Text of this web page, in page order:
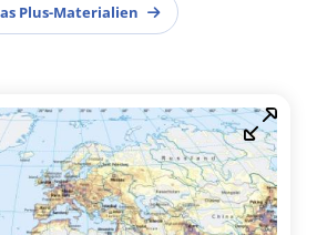
Plus-Materialien